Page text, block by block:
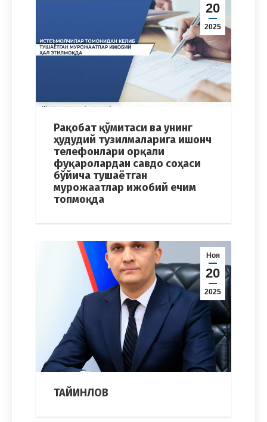
20
2025
Рақобат қўмитаси ва унинг
ҳудудий тузилмаларига ишонч
телефонлари орқали
фуқаролардан савдо соҳаси
бўйича тушаётган
мурожаатлар ижобий ечим
топмоқда
Ноя
20
2025
ТАЙИНЛОВ